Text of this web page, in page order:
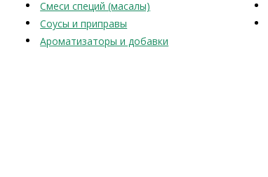
Смеси специй (масалы)
Соусы и приправы
Ароматизаторы и добавки